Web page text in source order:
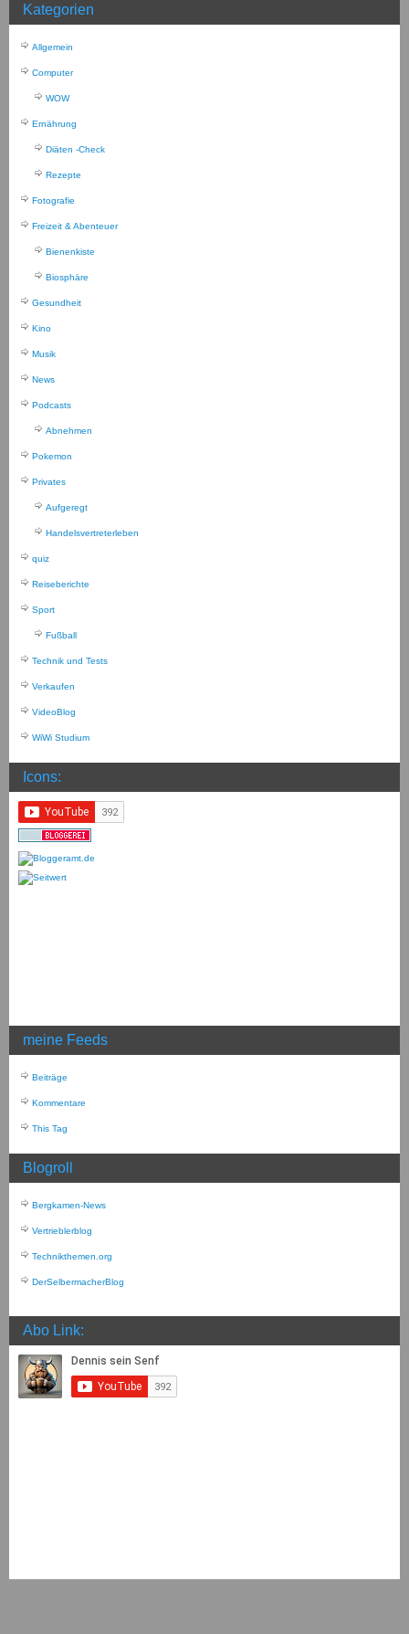
Kategorien
Allgemein
Computer
WOW
Ernährung
Diäten -Check
Rezepte
Fotografie
Freizeit & Abenteuer
Bienenkiste
Biosphäre
Gesundheit
Kino
Musik
News
Podcasts
Abnehmen
Pokemon
Privates
Aufgeregt
Handelsvertreterleben
quiz
Reiseberichte
Sport
Fußball
Technik und Tests
Verkaufen
VideoBlog
WiWi Studium
Icons:
meine Feeds
Beiträge
Kommentare
This Tag
Blogroll
Bergkamen-News
Vertrieblerblog
Technikthemen.org
DerSelbermacherBlog
Abo Link: